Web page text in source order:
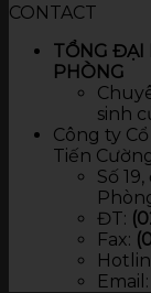
CONTACT
TỔNG ĐẠI
PHÒNG
sinh
Công ty
Tiến
Số
ĐT:
Fax:
Email: